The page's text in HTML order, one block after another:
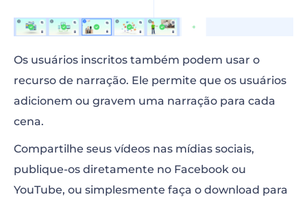
Os usuários inscritos também podem usar o
recurso de narração. Ele permite que os usuários
adicionem ou gravem uma narração para cada
cena.
Compartilhe seus vídeos nas mídias sociais,
publique-os diretamente no Facebook ou
YouTube, ou simplesmente faça o download para